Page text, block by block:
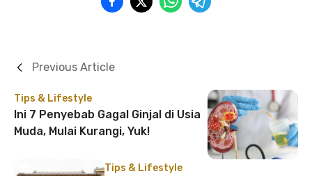
Tips & Lifestyle
Ini 7 Penyebab Gagal Ginjal di Usia
Muda, Mulai Kurangi, Yuk!
Previous Article
Tips & Lifestyle